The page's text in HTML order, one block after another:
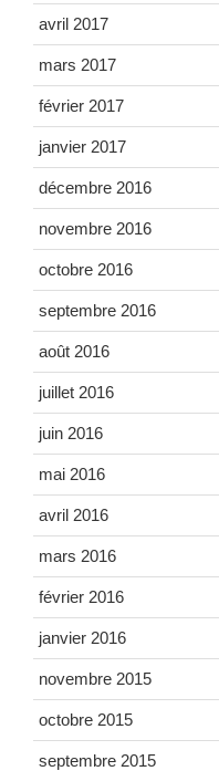
avril 2017
mars 2017
février 2017
janvier 2017
décembre 2016
novembre 2016
octobre 2016
septembre 2016
août 2016
juillet 2016
juin 2016
mai 2016
avril 2016
mars 2016
février 2016
janvier 2016
novembre 2015
octobre 2015
septembre 2015